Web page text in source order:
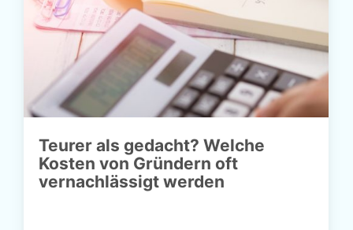
Teurer als gedacht? Welche
Kosten von Gründern oft
vernachlässigt werden